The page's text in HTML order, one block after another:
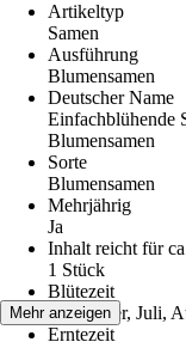
Artikeltyp
Samen
Ausführung
Blumensamen
Deutscher Name
Einfachblühende
Blumensamen
Sorte
Blumensamen
Mehrjährig
Ja
Inhalt reicht für
1 Stück
Blütezeit
September, Juli,
Erntezeit
Mehr anzeigen